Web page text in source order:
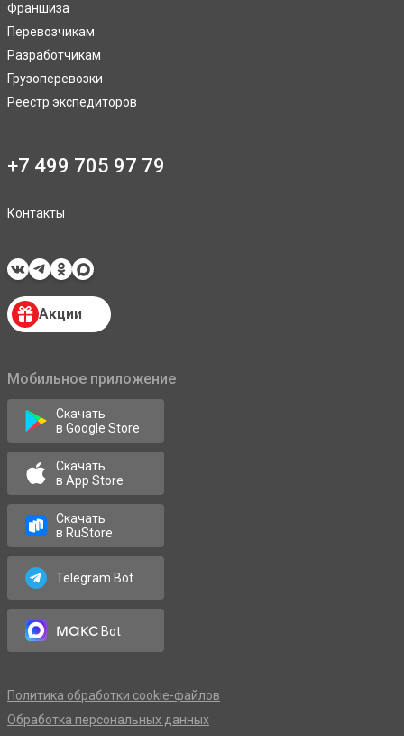
Франшиза
Перевозчикам
Разработчикам
Грузоперевозки
Реестр экспедиторов
+7 499 705 97 79
Контакты
Акции
Мобильное приложение
Скачать
в Google Store
Скачать
в App Store
Скачать
в RuStore
Telegram Bot
максBot
Политика обработки cookie-файлов
Обработка персональных данных